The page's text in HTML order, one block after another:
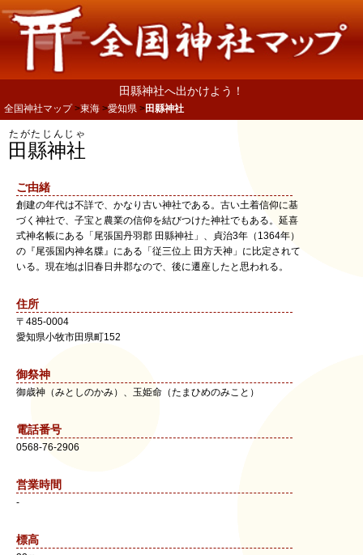
田縣神社へ出かけよう！
全国神社マップ 東海 愛知県 田縣神社
田縣神社
たがたじんじゃ
ご由緒
創建の年代は不詳で、かなり古い神社である。古い土着信仰に基
づく神社で、子宝と農業の信仰を結びつけた神社でもある。延喜
式神名帳にある「尾張国丹羽郡 田縣神社」、貞治3年（1364年）
の『尾張国内神名牒』にある「従三位上 田方天神」に比定されて
いる。現在地は旧春日井郡なので、後に遷座したと思われる。
住所
〒 485-0004
愛知県小牧市田県町152
御祭神
御歳神（みとしのかみ）、玉姫命（たまひめのみこと）
電話番号
0568-76-2906
営業時間
-
標高